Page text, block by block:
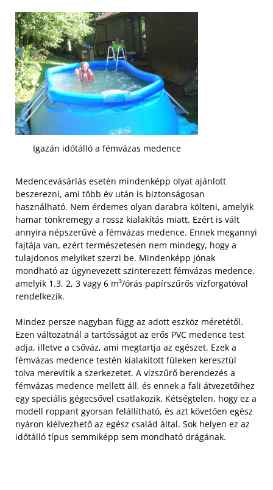
Igazán időtálló a fémvázas medence
Medencevásárlás esetén mindenképp olyat ajánlott
beszerezni, ami több év után is biztonságosan
használható. Nem érdemes olyan darabra költeni, amelyik
hamar tönkremegy a rossz kialakítás miatt. Ezért is vált
annyira népszerűvé a fémvázas medence. Ennek megannyi
fajtája van, ezért természetesen nem mindegy, hogy a
tulajdonos melyiket szerzi be. Mindenképp jónak
mondható az úgynevezett szinterezett fémvázas medence,
amelyik 1.3, 2, 3 vagy 6 m³/órás papírszűrős vízforgatóval
rendelkezik.
Mindez persze nagyban függ az adott eszköz méretétől.
Ezen változatnál a tartósságot az erős PVC medence test
adja, illetve a csőváz, ami megtartja az egészet. Ezek a
fémvázas medence testén kialakított füleken keresztül
tolva merevítik a szerkezetet. A vízszűrő berendezés a
fémvázas medence mellett áll, és ennek a fali átvezetőihez
egy speciális gégecsővel csatlakozik. Kétségtelen, hogy ez a
modell roppant gyorsan felállítható, és azt követően egész
nyáron kiélvezhető az egész család által. Sok helyen ez az
időtálló típus semmiképp sem mondható drágának.